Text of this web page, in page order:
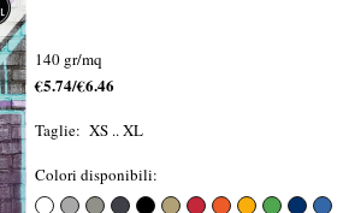
140 gr/mq
€5.74/€6.46
Taglie: XS .. XL
Colori disponibili: